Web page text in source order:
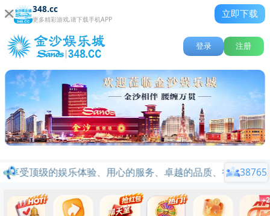
348.cc
更多精彩游戏,请下载手机APP
立即下载
登录 注册
享受顶级的娱乐体验、用心的服务、卓越的品质、行业标杆品
38765